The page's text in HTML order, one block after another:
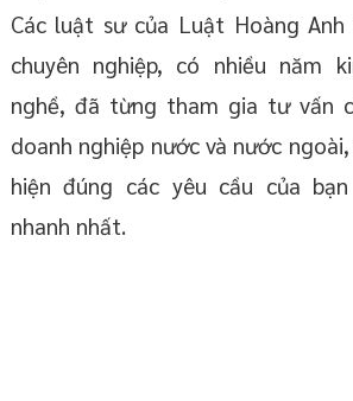
Các luật sư của Luật Hoàng
chuyên nghiệp, có nhiều năm
nghề, đã từng tham gia tư vấn
doanh nghiệp nước và nước
hiện đúng các yêu cầu của
nhanh nhất.